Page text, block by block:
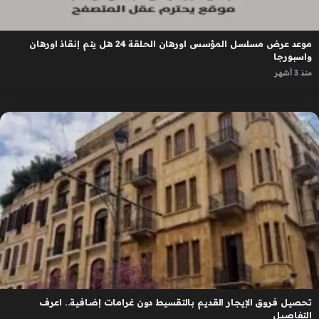
موعد عرض مسلسل المؤسس اورهان الحلقة 24 هل يتم إنقاذ اورهان
واسبورجا
منذ 3 أشهر
تحصيل فروق الإيجار القديم بالتقسيط دون غرامات إضافية.. اعرف
التفاصيل